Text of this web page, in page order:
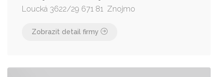
Loucká 3622/29 671 81 Znojmo
Zobrazit detail firmy